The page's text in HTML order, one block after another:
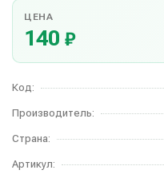
ЦЕНА
140 ₽
Код:
Производитель:
Страна:
Артикул: